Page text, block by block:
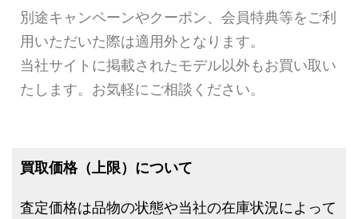
別途キャンペーンやクーポン、会員特典等をご利
用いただいた際は適用外となります。
当社サイトに掲載されたモデル以外もお買い取い
たします。お気軽にご相談ください。
買取価格（上限）について
査定価格は品物の状態や当社の在庫状況によって